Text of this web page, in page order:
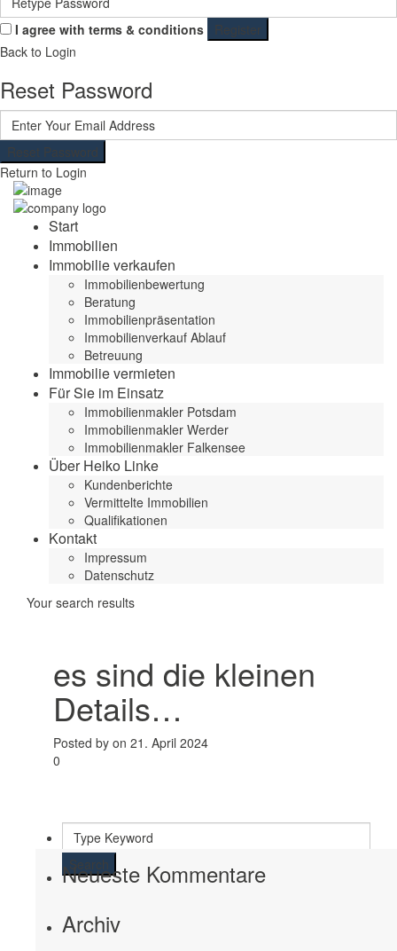
I agree with terms & conditions
Register
Back to Login
Reset Password
Reset Password
Return to Login
Start
Immobilien
Immobilie verkaufen
Immobilienbewertung
Beratung
Immobilienpräsentation
Immobilienverkauf Ablauf
Betreuung
Immobilie vermieten
Für Sie im Einsatz
Immobilienmakler Potsdam
Immobilienmakler Werder
Immobilienmakler Falkensee
Über Heiko Linke
Kundenberichte
Vermittelte Immobilien
Qualifikationen
Kontakt
Impressum
Datenschutz
Your search results
es sind die kleinen
Details…
Posted by on 21. April 2024
0
Search
Neueste Kommentare
Archiv